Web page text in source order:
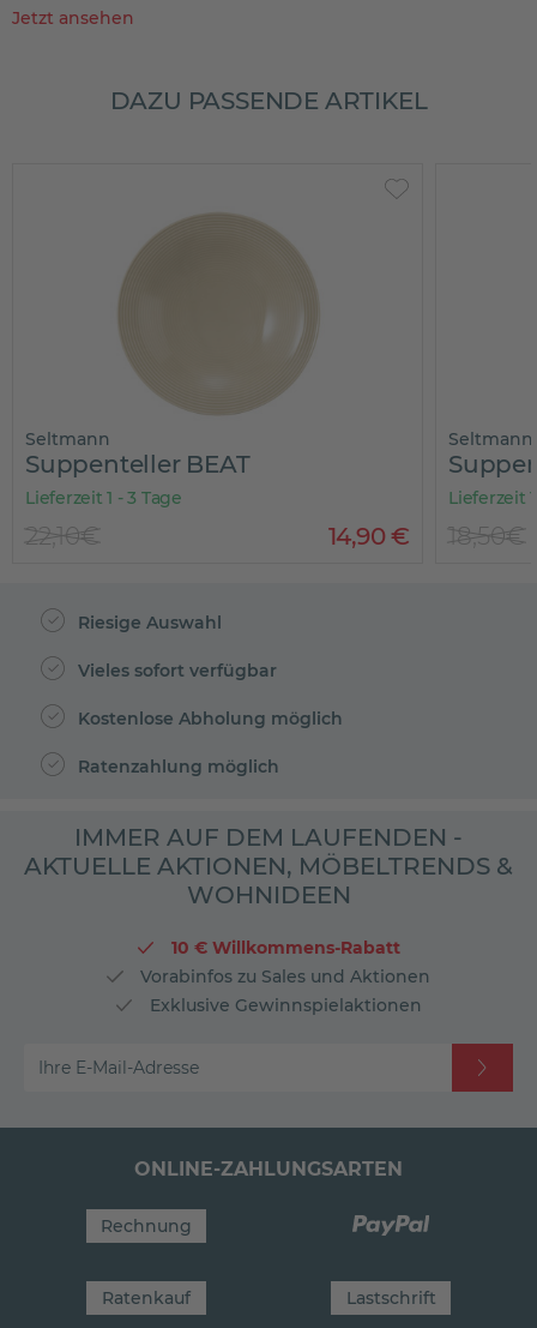
Jetzt ansehen
DAZU PASSENDE ARTIKEL
Seltmann
Suppenteller BEAT
Lieferzeit 1 - 3 Tage
14,90€
22,10€
Seltmann
Lieferzeit
18,50€
Riesige Auswahl
Vieles sofort verfügbar
Kostenlose Abholung möglich
Ratenzahlung möglich
IMMER AUF DEM LAUFENDEN -
AKTUELLE AKTIONEN, MÖBELTRENDS &
WOHNIDEEN
10 € Willkommens-Rabatt
Vorabinfos zu Sales und Aktionen
Exklusive Gewinnspielaktionen
Ihre E-Mail-Adresse
ONLINE-ZAHLUNGSARTEN
Rechnung
Ratenkauf Lastschrift